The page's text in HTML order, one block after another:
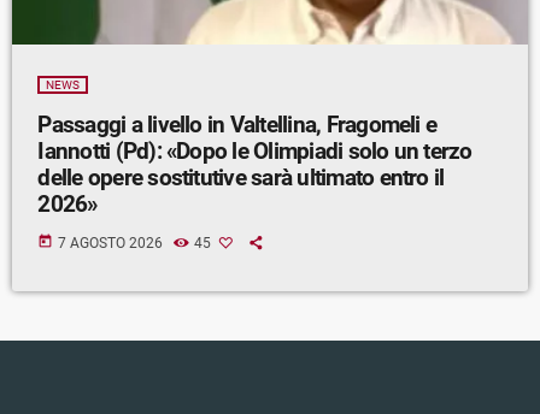
NEWS
Passaggi a livello in Valtellina, Fragomeli e
Iannotti (Pd): «Dopo le Olimpiadi solo un terzo
delle opere sostitutive sarà ultimato entro il
2026»
today 7 AGOSTO 2026 45